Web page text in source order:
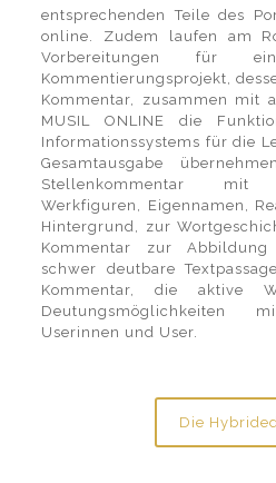
entsprechenden Teile des
online. Zudem laufen am
Vorbereitungen für ein
Kommentierungsprojekt,
Kommentar, zusammen mit
MUSIL ONLINE die
Informationssystems für die
Gesamtausgabe
Stellenkommentar
Werkfiguren, Eigennamen,
Hintergrund, zur
Kommentar zur
schwer deutbare
Kommentar, die aktive
Userinnen und User.
Die